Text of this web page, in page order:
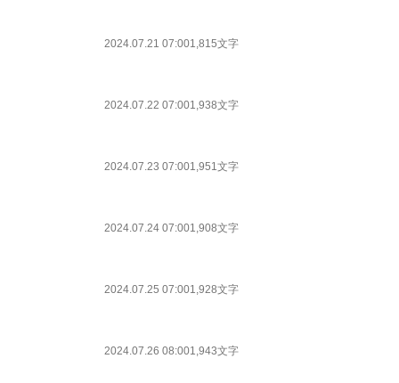
2024.07.21 07:001,815文字
2024.07.22 07:001,938文字
2024.07.23 07:001,951文字
2024.07.24 07:001,908文字
2024.07.25 07:001,928文字
2024.07.26 08:001,943文字